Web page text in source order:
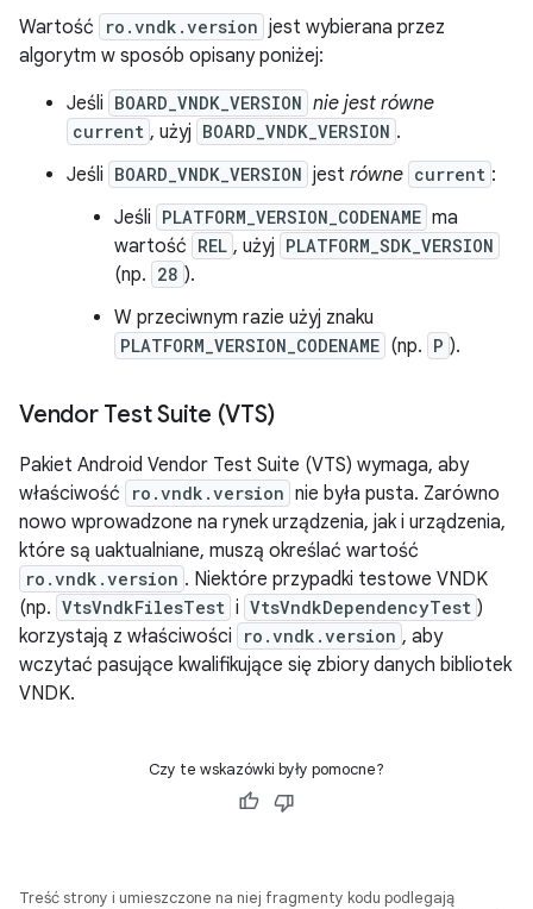
Wartość
ro.vndk.version jest wybierana przez
algorytm w sposób opisany poniżej:
Jeśli BOARD_VNDK_VERSION nie jest równe
current , użyj BOARD_VNDK_VERSION .
Jeśli BOARD_VNDK_VERSION jest równe current :
Jeśli PLATFORM_VERSION_CODENAME ma
wartość REL , użyj PLATFORM_SDK_VERSION
(np. 28 ).
W przeciwnym razie użyj znaku
PLATFORM_VERSION_CODENAME (np. P ).
Vendor Test Suite (VTS)
Pakiet Android Vendor Test Suite (VTS) wymaga, aby
właściwość
ro.vndk.version nie była pusta. Zarówno
nowo wprowadzone na rynek urządzenia, jak i urządzenia,
które są uaktualniane, muszą określać wartość
ro.vndk.version . Niektóre przypadki testowe VNDK
(np. VtsVndkFilesTest i VtsVndkDependencyTest )
korzystają z właściwości
ro.vndk.version , aby
wczytać pasujące kwalifikujące się zbiory danych bibliotek
VNDK.
Czy te wskazówki były pomocne?
Treść strony i umieszczone na niej fragmenty kodu podlegają